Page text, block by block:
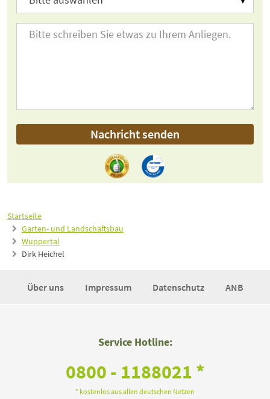
Startseite
Garten- und Landschaftsbau
Wuppertal
Dirk Heichel
Nachricht senden
Über uns Impressum Datenschutz ANB
Service Hotline:
0800 - 1188021 *
* kostenlos aus allen deutschen Netzen